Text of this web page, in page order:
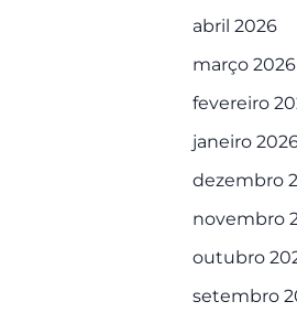
abril 2026
março 2026
fevereiro
janeiro
dezembro
novembro
outubro
setembro